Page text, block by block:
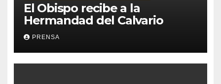
El Obispo recibe a la
Hermandad del Calvario
PRENSA